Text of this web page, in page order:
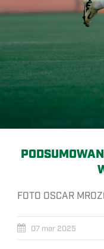
FOTO OSCAR
07 mar 2025